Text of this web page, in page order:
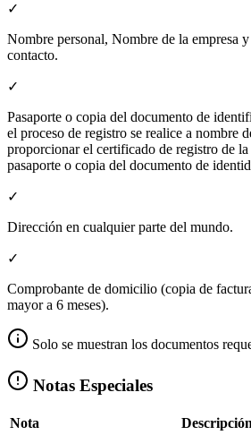
✓
Nombre personal, Nombre de la empresa
contacto.
✓
Pasaporte o copia del documento de
el proceso de registro se realice a nombre
proporcionar el certificado de registro de la
pasaporte o copia del documento de
✓
Dirección en cualquier parte del mundo.
✓
Comprobante de domicilio (copia de
mayor a 6 meses).
Solo se muestran los documentos
Notas Especiales
Nota Descripción